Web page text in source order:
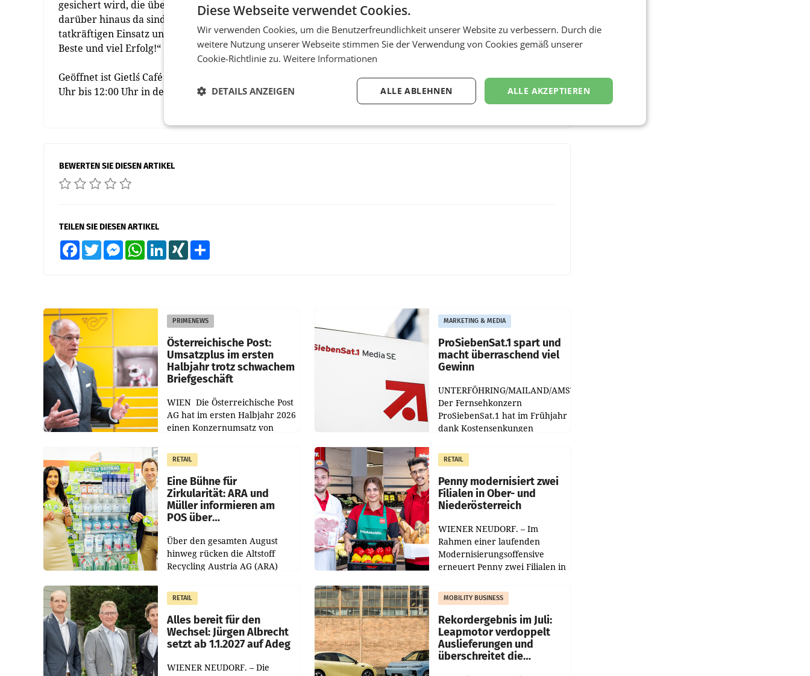
gesichert wird, die über den Tellerrand hinausblicken und für wirklich alle Menschen in Schönberg und
darüber hinaus da sind. Ich bedanke mich herzlich bei Thomas Gietl und Ramona Kofler für ihren
tatkräftigen Einsatz und wünsche ihnen sowie allen Mitarbeiterinnen und Mitarbeitern weiterhin nur das
Beste und viel Erfolg!“
Geöffnet ist Gietl´s Café & Laden montags bis freitags von 06:30 Uhr bis 18:00 Uhr sowie samstags von 06:30
Uhr bis 12:00 Uhr in der Dorfstrasse 15, 6141 Schönberg im Stubaital.
BEWERTEN SIE DIESEN ARTIKEL
TEILEN SIE DIESEN ARTIKEL
FacebookTwitter MessengerWhatsAppLinkedInXING
PRIMENEWS
Österreichische Post:
Umsatzplus im ersten
Halbjahr trotz schwachem
Briefgeschäft
WIEN Die Österreichische Post
AG hat im ersten Halbjahr 2026
einen Konzernumsatz von
erwirtschaftet, was einem Plus
von 3,8 Prozent gegenüber
dem Vergleichszeitraum
MARKETING & MEDIA
ProSiebenSat.1 spart und
macht überraschend viel
Gewinn
UNTERFÖHRING/MAILAND/AMSTERDAM.
Der Fernsehkonzern
ProSiebenSat.1 hat im Frühjahr
dank Kostensenkungen
gemacht und die
Markterwartung deutlich
übertroffen.
RETAIL
Eine Bühne für
Zirkularität: ARA und
Müller informieren am
POS über
Über den gesamten August
hinweg rücken die Altstoff
Recycling Austria AG (ARA)
Müller die Initiative „Kreislauf-
Helden“ in allen
österreichischen Müller-Filialen
RETAIL
Penny modernisiert zwei
Filialen in Ober- und
Niederösterreich
WIENER NEUDORF. – Im
Rahmen einer laufenden
Modernisierungsoffensive
erneuert Penny zwei Filialen in
Die beiden Standorte liegen in
Haag sowie im rund
RETAIL
Alles bereit für den
Wechsel: Jürgen Albrecht
setzt ab 1.1.2027 auf Adeg
WIENER NEUDORF. – Die
MOBILITY BUSINESS
Rekordergebnis im Juli:
Leapmotor verdoppelt
Auslieferungen und
überschreitet die
Diese Webseite verwendet Cookies.
Wir verwenden Cookies, um die Benutzerfreundlichkeit unserer Website zu verbessern. Durch die
weitere Nutzung unserer Webseite stimmen Sie der Verwendung von Cookies gemäß unserer
Cookie-Richtlinie zu. Weitere Informationen
ALLE AKZEPTIEREN
ALLE ABLEHNEN
DETAILS ANZEIGEN